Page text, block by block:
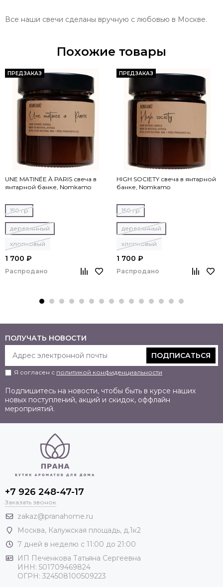
Все наши свечи сделаны вручную с любовью в Москве.
Похожие товары
ПРЕДЗАКАЗ
UNE MATINÉE À PARIS свеча в
янтарной банке, Nomkamo
150 гр
деревянный
хлопковый
1 700 ₽
Распродано
ПРЕДЗАКАЗ
HIGH SOCIETY свеча в янтарной
банке, Nomkamo
150 гр
деревянный
хлопковый
1 700 ₽
Распродано
ПОЛУЧАТЬ НОВОСТИ
ПОДПИСАТЬСЯ
Я согласен с политикой конфиденциальности
Подпишитесь на новости, чтобы быть в курсе наших
новых поступлений, акций и скидок, оффлайн
мероприятий.
+7 926 248-47-17
Заказать звонок
zakaz@pranahome.ru
Москва, Калужская площадь, д.1к2
7 дней в неделю с 11:00 до 21:00
ИП Печенкова Татьяна Сергеевна
ИНН: 501709469824
ОГРН: 324508100509223